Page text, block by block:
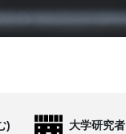
) 大学研究者